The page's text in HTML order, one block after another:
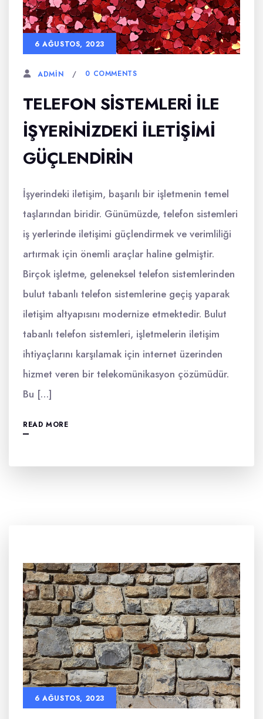
6 AĞUSTOS, 2023
ADMIN 0 COMMENTS
TELEFON SISTEMLERI ILE
İŞYERINIZDEKI İLETIŞIMI
GÜÇLENDIRIN
İşyerindeki iletişim, başarılı bir işletmenin temel
taşlarından biridir. Günümüzde, telefon sistemleri
iş yerlerinde iletişimi güçlendirmek ve verimliliği
artırmak için önemli araçlar haline gelmiştir.
Birçok işletme, geleneksel telefon sistemlerinden
bulut tabanlı telefon sistemlerine geçiş yaparak
iletişim altyapısını modernize etmektedir. Bulut
tabanlı telefon sistemleri, işletmelerin iletişim
ihtiyaçlarını karşılamak için internet üzerinden
hizmet veren bir telekomünikasyon çözümüdür.
Bu […]
READ MORE
6 AĞUSTOS, 2023